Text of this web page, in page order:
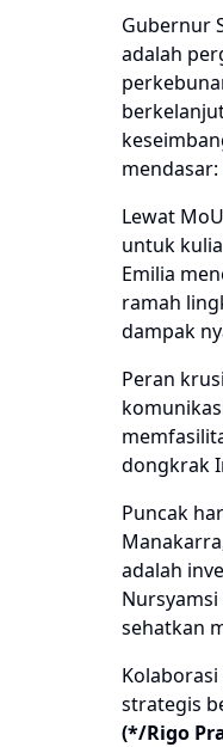
Gubernur
adalah
Lewat
untuk
Emilia
ramah
dampak
Peran
dongkrak
Puncak
adalah
sehatkan
strategis
(*/Rigo